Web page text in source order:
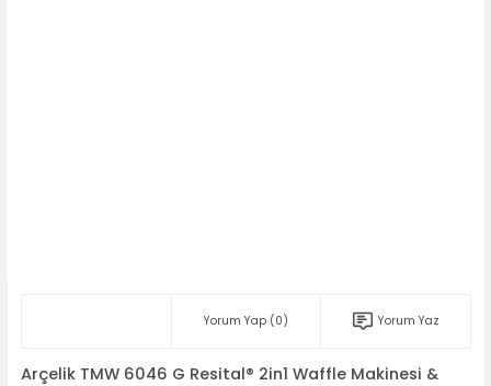
Yorum Yap (0) Yorum Yaz
Arçelik TMW 6046 G Resital® 2in1 Waffle Makinesi &